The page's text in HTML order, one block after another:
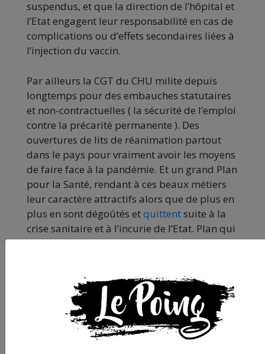
suspendus, et que la direction de l’hôpital et
l’Etat engagent leur responsabilité en cas de
complications ou d’effets secondaires liées à
l’injection du vaccin.
Par ailleurs la CGT du CHU milite depuis
longtemps pour des embauches statutaires
et non-contractuelles ( la sécurité de l’emploi
contre la précarité permanente ). Des
ouvertures de lits de réanimation partout
dans le pays pour vraiment avoir les moyens
de faire face à la pandémie. Et un grand Plan
pour la Santé, rendant à ces beaux métiers
leur caractère attractifs alors que de plus en
plus en sont dégoûtés etquittentsuite à la
crise sanitaire et à l’incurie de l’Etat. Plan qui
passerait par des augmentations de salaires
management bienveillantes.
Des manifestants rencontrés par Le Poing
pendant lamanif montpelliéraine contre le
pass sanitaire de ce samedi 4 septembre